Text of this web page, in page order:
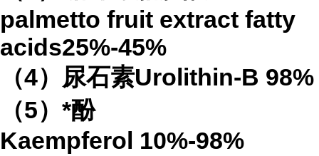
palmetto fruit extract fatty
acids25%-45%
（4） 尿石素Urolithin-B 98%
（5）*酚
Kaempferol 10%-98%